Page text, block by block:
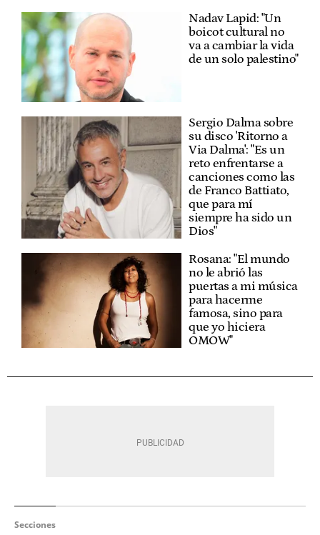
Nadav Lapid: "Un
boicot cultural no
va a cambiar la vida
de un solo palestino"
Sergio Dalma sobre
su disco 'Ritorno a
Via Dalma': "Es un
reto enfrentarse a
canciones como las
de Franco Battiato,
que para mí
siempre ha sido un
Dios"
Rosana: "El mundo
no le abrió las
puertas a mi música
para hacerme
famosa, sino para
que yo hiciera
OMOW"
Secciones